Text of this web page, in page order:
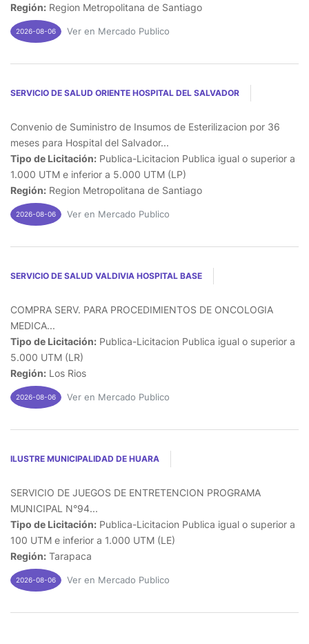
Región: Region Metropolitana de Santiago
2026-08-06 Ver en Mercado Publico
SERVICIO DE SALUD ORIENTE HOSPITAL DEL SALVADOR
Convenio de Suministro de Insumos de Esterilizacion por 36
meses para Hospital del Salvador...
Tipo de Licitación: Publica-Licitacion Publica igual o superior a
1.000 UTM e inferior a 5.000 UTM (LP)
Región: Region Metropolitana de Santiago
2026-08-06 Ver en Mercado Publico
SERVICIO DE SALUD VALDIVIA HOSPITAL BASE
COMPRA SERV. PARA PROCEDIMIENTOS DE ONCOLOGIA
MEDICA...
Tipo de Licitación: Publica-Licitacion Publica igual o superior a
5.000 UTM (LR)
Región: Los Rios
2026-08-06 Ver en Mercado Publico
ILUSTRE MUNICIPALIDAD DE HUARA
SERVICIO DE JUEGOS DE ENTRETENCION PROGRAMA
MUNICIPAL N°94...
Tipo de Licitación: Publica-Licitacion Publica igual o superior a
100 UTM e inferior a 1.000 UTM (LE)
Región: Tarapaca
2026-08-06 Ver en Mercado Publico